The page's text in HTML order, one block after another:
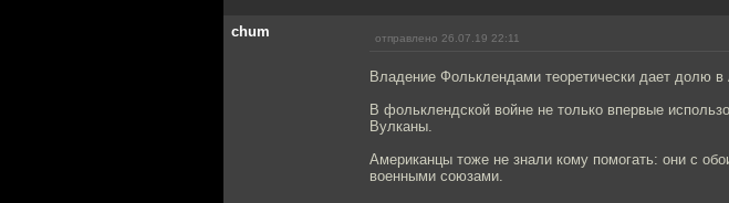
chum отправлено 26.07.19 22:11
Владение Фольклендами теоретически дает долю
В фольклендской войне не только впервые
Вулканы.
Американцы тоже не знали кому помогать: они с
военными союзами.